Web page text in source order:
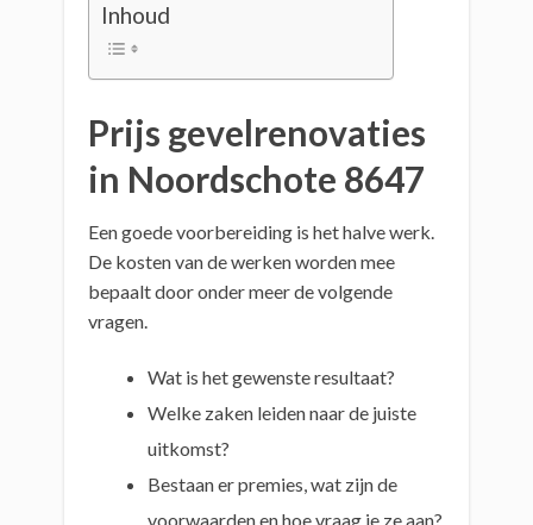
Inhoud
Prijs gevelrenovaties
in Noordschote 8647
Een goede voorbereiding is het halve werk.
De kosten van de werken worden mee
bepaalt door onder meer de volgende
vragen.
Wat is het gewenste resultaat?
Welke zaken leiden naar de juiste
uitkomst?
Bestaan er premies, wat zijn de
voorwaarden en hoe vraag je ze aan?